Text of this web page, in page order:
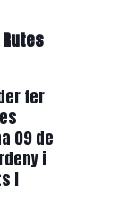
fer
09 de
i
i